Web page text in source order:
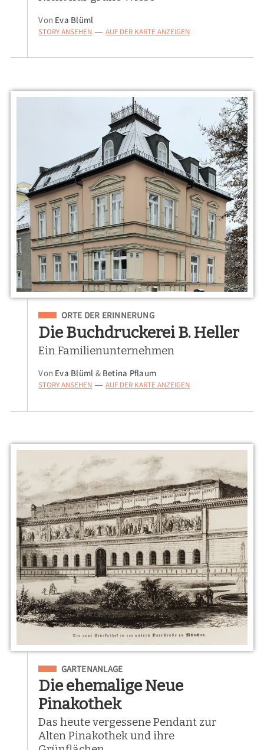
Von Eva Blüml
STORY ANSEHEN — AUF DER KARTE ANZEIGEN
Eingeordnet unter
ORTE DER ERINNERUNG
Die Buchdruckerei B. Heller
Ein Familienunternehmen
Von Eva Blüml & Betina Pflaum
STORY ANSEHEN — AUF DER KARTE ANZEIGEN
Eingeordnet unter
GARTENANLAGE
Die ehemalige Neue
Pinakothek
Das heute vergessene Pendant zur
Alten Pinakothek und ihre